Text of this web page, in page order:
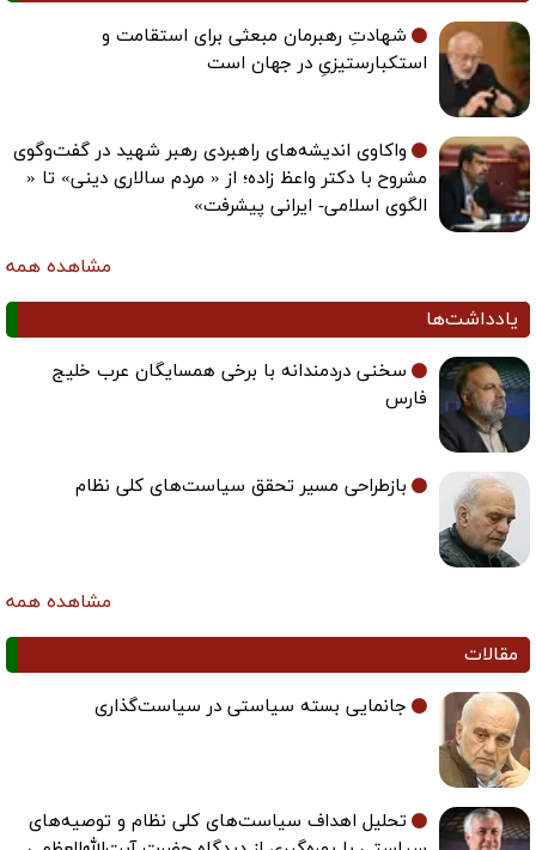
شهادتِ رهبرمان مبعثی برای استقامت و
استکبارستیزیِ در جهان است
واکاوی اندیشه‌های راهبردی رهبر شهید در گفت‌وگوی
مشروح با دکتر واعظ زاده؛ از « مردم سالاری دینی» تا «
الگوی اسلامی- ایرانی پیشرفت»
مشاهده همه
یادداشت‌ها
سخنی دردمندانه با برخی همسایگان عرب خلیج
فارس
بازطراحی مسیر تحقق سیاست‌های کلی نظام
مشاهده همه
مقالات
جانمایی بسته سیاستی در سیاست‌گذاری
تحلیل اهداف سیاست‌های کلی نظام و توصیه‌های